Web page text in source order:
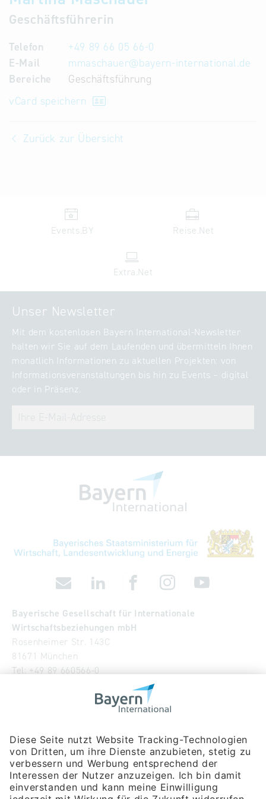
Infostand
Geschäftsführerin
Telefon
+49 89 66 05 66-0
E-Mail
mmaschauer@bayern-international.de
Bereiche
Geschäftsführung
vCard speichern
Zurück zur Übersicht
Events.BY Reise.Net
Extra.Net
Unser Newsletter
Mit dem kostenlosen Bayern International-Newsletter
halten wir Sie auf dem Laufenden und übermitteln Ihnen
monatlich Informationen zu aktuellen Projekten: von
Informationsveranstaltungen bis hin zu Events – digital
oder in Präsenz.
Bayerische Gesellschaft für Internationale
Wirtschaftsbeziehungen mbH
Rosenheimer Str. 143C
81671 München
Tel: +49 89 660566-0
Publikationen
Newsroom
Impressum
Datenschutzerklärung